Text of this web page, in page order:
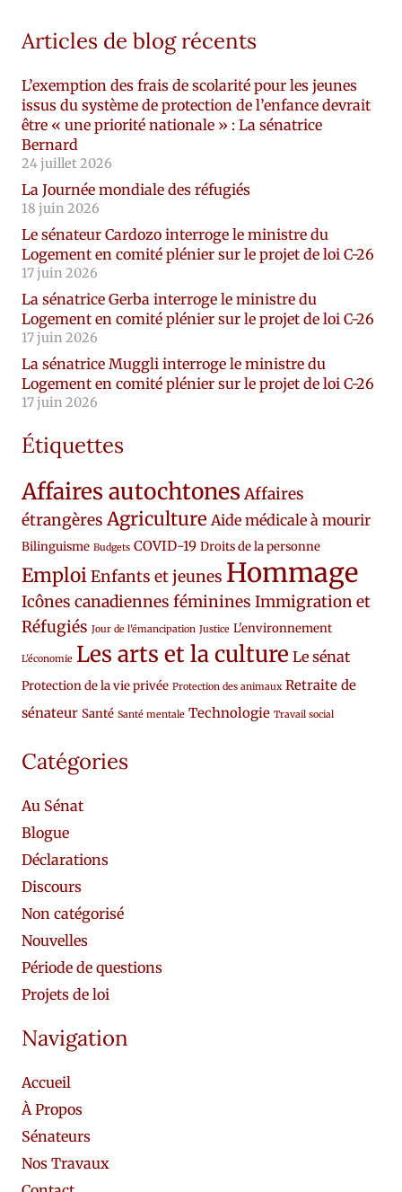
Articles de blog récents
L’exemption des frais de scolarité pour les jeunes
issus du système de protection de l’enfance devrait
être « une priorité nationale » : La sénatrice
Bernard
24 juillet 2026
La Journée mondiale des réfugiés
18 juin 2026
Le sénateur Cardozo interroge le ministre du
Logement en comité plénier sur le projet de loi C-26
17 juin 2026
La sénatrice Gerba interroge le ministre du
Logement en comité plénier sur le projet de loi C-26
17 juin 2026
La sénatrice Muggli interroge le ministre du
Logement en comité plénier sur le projet de loi C-26
17 juin 2026
Étiquettes
Affaires autochtones Affaires
étrangères Agriculture Aide médicale à mourir
Bilinguisme Budgets COVID-19 Droits de la personne
EmploiEnfants et jeunes Hommage
Icônes canadiennes féminines Immigration et
Réfugiés Jour de l'émancipation Justice L'environnement
L'économie Les arts et la culture Le sénat
Protection de la vie privée Protection des animaux Retraite de
sénateur Santé Santé mentale Technologie Travail social
Catégories
Au Sénat
Blogue
Déclarations
Discours
Non catégorisé
Nouvelles
Période de questions
Projets de loi
Navigation
Accueil
À Propos
Sénateurs
Nos Travaux